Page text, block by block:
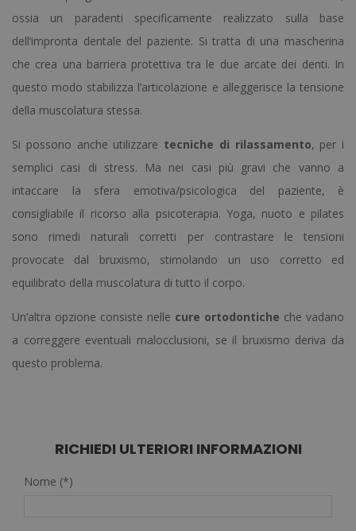
ossia un paradenti specificamente realizzato sulla base
dell’impronta dentale del paziente. Si tratta di una mascherina
che crea una barriera protettiva tra le due arcate dei denti. In
questo modo stabilizza l’articolazione e alleggerisce la tensione
della muscolatura stessa.
Si possono anche utilizzare tecniche di rilassamento, per i
semplici casi di stress. Ma nei casi più gravi che vanno a
intaccare la sfera emotiva/psicologica del paziente, è
consigliabile il ricorso alla psicoterapia. Yoga, nuoto e pilates
sono rimedi naturali corretti per contrastare le tensioni
provocate dal bruxismo, stimolando un uso corretto ed
equilibrato della muscolatura di tutto il corpo.
Un’altra opzione consiste nelle cure ortodontiche che vadano
a correggere eventuali malocclusioni, se il bruxismo deriva da
questo problema.
RICHIEDI ULTERIORI INFORMAZIONI
Nome (*)